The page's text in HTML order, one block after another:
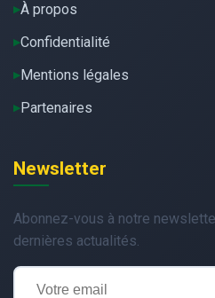
À propos
Confidentialité
Mentions légales
Partenaires
Newsletter
Abonnez-vous à notre
dernières actualités.